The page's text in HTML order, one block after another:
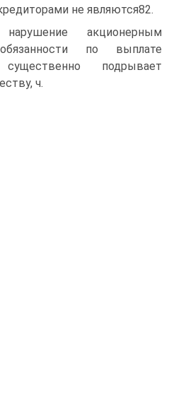
не являются82.
нарушение акционерным
по выплате
подрывает
ч.